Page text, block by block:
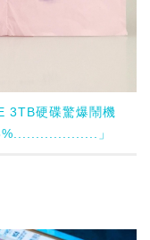
3TB硬碟驚爆鬧機
」